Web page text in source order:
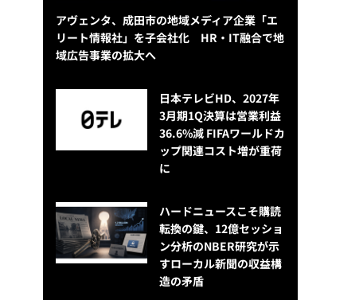
アヴェンタ、成田市の地域メディア企業「エ
リート情報社」を子会社化 HR・IT融合で地
域広告事業の拡大へ
日本テレビHD、2027年
3月期1Q決算は営業利益
36.6%減 FIFAワールドカ
ップ関連コスト増が重荷
に
ハードニュースこそ購読
転換の鍵、12億セッショ
ン分析のNBER研究が示
すローカル新聞の収益構
造の矛盾